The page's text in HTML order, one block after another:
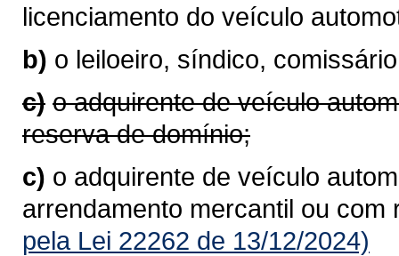
licenciamento do veículo
b) o leiloeiro, síndico,
c) o adquirente de veículo
reserva de domínio;
c) o adquirente de veículo
arrendamento mercantil ou com
pela Lei 22262 de 13/12/2024)